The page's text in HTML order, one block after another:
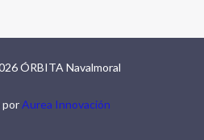
ÓRBITA Navalmoral
porAurea Innovación